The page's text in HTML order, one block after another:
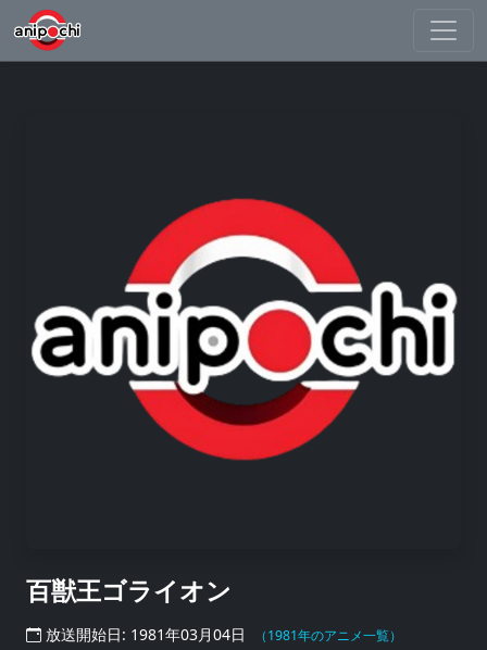
百獣王ゴライオン
放送開始日: 1981年03月04日 （1981年のアニメ一覧）